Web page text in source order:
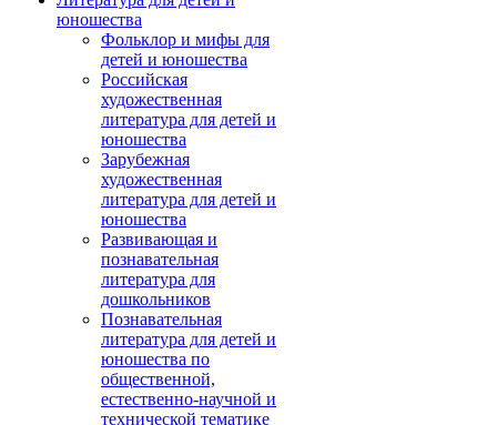
юношества
Фольклор и мифы для
детей и юношества
Российская
художественная
литература для детей и
юношества
Зарубежная
художественная
литература для детей и
юношества
Развивающая и
познавательная
литература для
дошкольников
Познавательная
литература для детей и
юношества по
общественной,
естественно-научной и
технической тематике